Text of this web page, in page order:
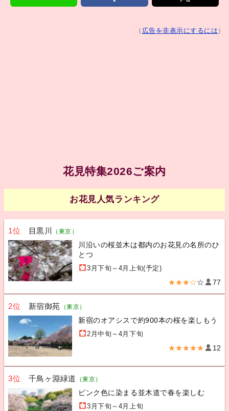
（ 広告を非表示にするには ）
花見特集2026ご案内
お花見人気ランキング
1位 目黒川 （東京）
川沿いの桜並木は都内のお花見の名所のひ
とつ
3月下旬～4月上旬(予定)
★★★☆☆ 77
2位 新宿御苑 （東京）
新宿のオアシスで約900本の桜を楽しもう
2月中旬～4月下旬
★★★★★ 12
3位 千鳥ヶ淵緑道 （東京）
ピンク色に染まる並木道で春を楽しむ
3月下旬～4月上旬